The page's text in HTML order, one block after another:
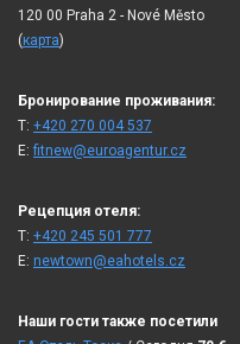
120 00 Praha 2 - Nové Město
(карта)
Бронирование проживания:
T: +420 270 004 537
E:fitnew@euroagentur.cz
Рецепция отеля:
T: +420 245 501 777
E: newtown@eahotels.cz
Наши гости также посетили